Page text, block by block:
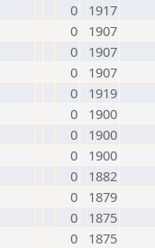
0
1917
0
1907
0
1907
0
1907
0
1919
0
1900
0
1900
0
1900
0
1882
0
1879
0
1875
0
1875